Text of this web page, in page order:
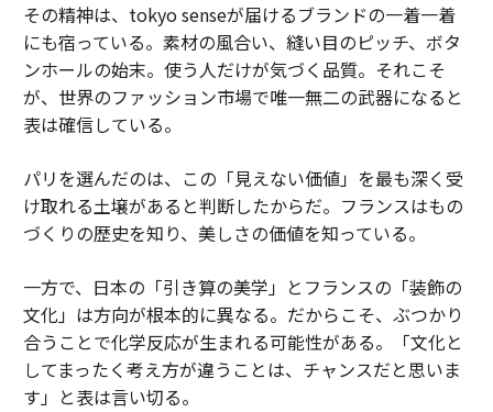
その精神は、tokyo senseが届けるブランドの一着一着
にも宿っている。素材の風合い、縫い目のピッチ、ボタ
ンホールの始末。使う人だけが気づく品質。それこそ
が、世界のファッション市場で唯一無二の武器になると
表は確信している。
パリを選んだのは、この「見えない価値」を最も深く受
け取れる土壌があると判断したからだ。フランスはもの
づくりの歴史を知り、美しさの価値を知っている。
一方で、日本の「引き算の美学」とフランスの「装飾の
文化」は方向が根本的に異なる。だからこそ、ぶつかり
合うことで化学反応が生まれる可能性がある。「文化と
してまったく考え方が違うことは、チャンスだと思いま
す」と表は言い切る。